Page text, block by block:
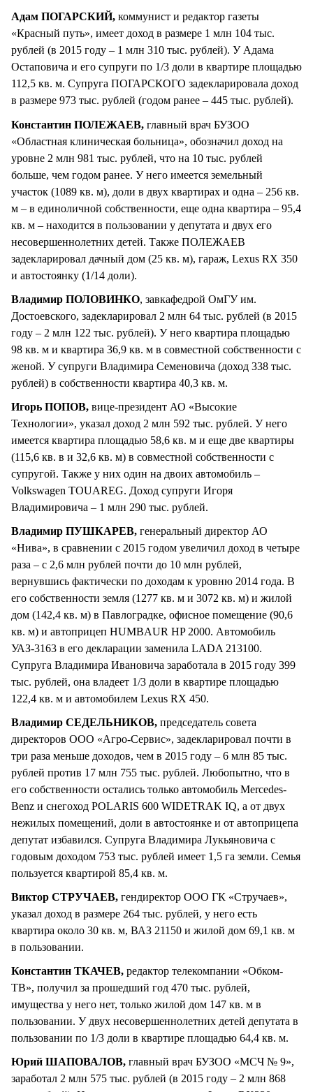
Адам ПОГАРСКИЙ, коммунист и редактор газеты
«Красный путь», имеет доход в размере 1 млн 104 тыс.
рублей (в 2015 году – 1 млн 310 тыс. рублей). У Адама
Остаповича и его супруги по 1/3 доли в квартире площадью
112,5 кв. м. Супруга ПОГАРСКОГО задекларировала доход
в размере 973 тыс. рублей (годом ранее – 445 тыс. рублей).
Константин ПОЛЕЖАЕВ, главный врач БУЗОО
«Областная клиническая больница», обозначил доход на
уровне 2 млн 981 тыс. рублей, что на 10 тыс. рублей
больше, чем годом ранее. У него имеется земельный
участок (1089 кв. м), доли в двух квартирах и одна – 256 кв.
м – в единоличной собственности, еще одна квартира – 95,4
кв. м – находится в пользовании у депутата и двух его
несовершеннолетних детей. Также ПОЛЕЖАЕВ
задекларировал дачный дом (25 кв. м), гараж, Lexus RX 350
и автостоянку (1/14 доли).
Владимир ПОЛОВИНКО, завкафедрой ОмГУ им.
Достоевского, задекларировал 2 млн 64 тыс. рублей (в 2015
году – 2 млн 122 тыс. рублей). У него квартира площадью
98 кв. м и квартира 36,9 кв. м в совместной собственности с
женой. У супруги Владимира Семеновича (доход 338 тыс.
рублей) в собственности квартира 40,3 кв. м.
Игорь ПОПОВ, вице-президент АО «Высокие
Технологии», указал доход 2 млн 592 тыс. рублей. У него
имеется квартира площадью 58,6 кв. м и еще две квартиры
(115,6 кв. в и 32,6 кв. м) в совместной собственности с
супругой. Также у них один на двоих автомобиль –
Volkswagen TOUAREG. Доход супруги Игоря
Владимировича – 1 млн 290 тыс. рублей.
Владимир ПУШКАРЕВ, генеральный директор АО
«Нива», в сравнении с 2015 годом увеличил доход в четыре
раза – с 2,6 млн рублей почти до 10 млн рублей,
вернувшись фактически по доходам к уровню 2014 года. В
его собственности земля (1277 кв. м и 3072 кв. м) и жилой
дом (142,4 кв. м) в Павлоградке, офисное помещение (90,6
кв. м) и автоприцеп HUMBAUR HP 2000. Автомобиль
УАЗ-3163 в его декларации заменила LADA 213100.
Супруга Владимира Ивановича заработала в 2015 году 399
тыс. рублей, она владеет 1/3 доли в квартире площадью
122,4 кв. м и автомобилем Lexus RX 450.
Владимир СЕДЕЛЬНИКОВ, председатель совета
директоров ООО «Агро-Сервис», задекларировал почти в
три раза меньше доходов, чем в 2015 году – 6 млн 85 тыс.
рублей против 17 млн 755 тыс. рублей. Любопытно, что в
его собственности остались только автомобиль Mercedes-
Вenz и снегоход POLARIS 600 WIDETRAK IQ, а от двух
нежилых помещений, доли в автостоянке и от автоприцепа
депутат избавился. Супруга Владимира Лукьяновича с
годовым доходом 753 тыс. рублей имеет 1,5 га земли. Семья
пользуется квартирой 85,4 кв. м.
Виктор СТРУЧАЕВ, гендиректор ООО ГК «Стручаев»,
указал доход в размере 264 тыс. рублей, у него есть
квартира около 30 кв. м, ВАЗ 21150 и жилой дом 69,1 кв. м
в пользовании.
Константин ТКАЧЕВ, редактор телекомпании «Обком-
ТВ», получил за прошедший год 470 тыс. рублей,
имущества у него нет, только жилой дом 147 кв. м в
пользовании. У двух несовершеннолетних детей депутата в
пользовании по 1/3 доли в квартире площадью 64,4 кв. м.
Юрий ШАПОВАЛОВ, главный врач БУЗОО «МСЧ № 9»,
заработал 2 млн 575 тыс. рублей (в 2015 году – 2 млн 868